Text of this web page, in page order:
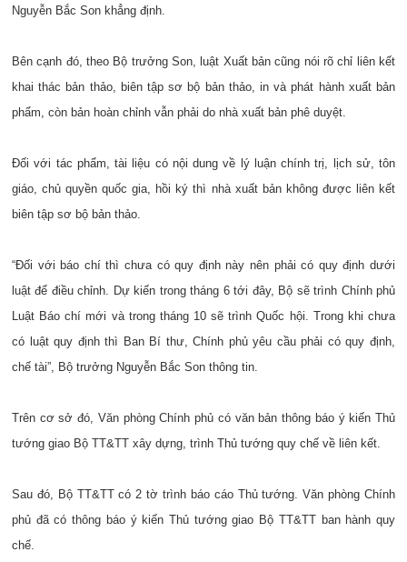
Nguyễn Bắc Son khẳng định.
Bên cạnh đó, theo Bộ trưởng Son, luật Xuất bản cũng nói rõ chỉ liên kết
khai thác bản thảo, biên tập sơ bộ bản thảo, in và phát hành xuất bản
phẩm, còn bản hoàn chỉnh vẫn phải do nhà xuất bản phê duyệt.
Đối với tác phẩm, tài liệu có nội dung về lý luận chính trị, lịch sử, tôn
giáo, chủ quyền quốc gia, hồi ký thì nhà xuất bản không được liên kết
biên tập sơ bộ bản thảo.
“Đối với báo chí thì chưa có quy định này nên phải có quy định dưới
luật để điều chỉnh. Dự kiến trong tháng 6 tới đây, Bộ sẽ trình Chính phủ
Luật Báo chí mới và trong tháng 10 sẽ trình Quốc hội. Trong khi chưa
có luật quy định thì Ban Bí thư, Chính phủ yêu cầu phải có quy định,
chế tài”, Bộ trưởng Nguyễn Bắc Son thông tin.
Trên cơ sở đó, Văn phòng Chính phủ có văn bản thông báo ý kiến Thủ
tướng giao Bộ TT&TT xây dựng, trình Thủ tướng quy chế về liên kết.
Sau đó, Bộ TT&TT có 2 tờ trình báo cáo Thủ tướng. Văn phòng Chính
phủ đã có thông báo ý kiến Thủ tướng giao Bộ TT&TT ban hành quy
chế.